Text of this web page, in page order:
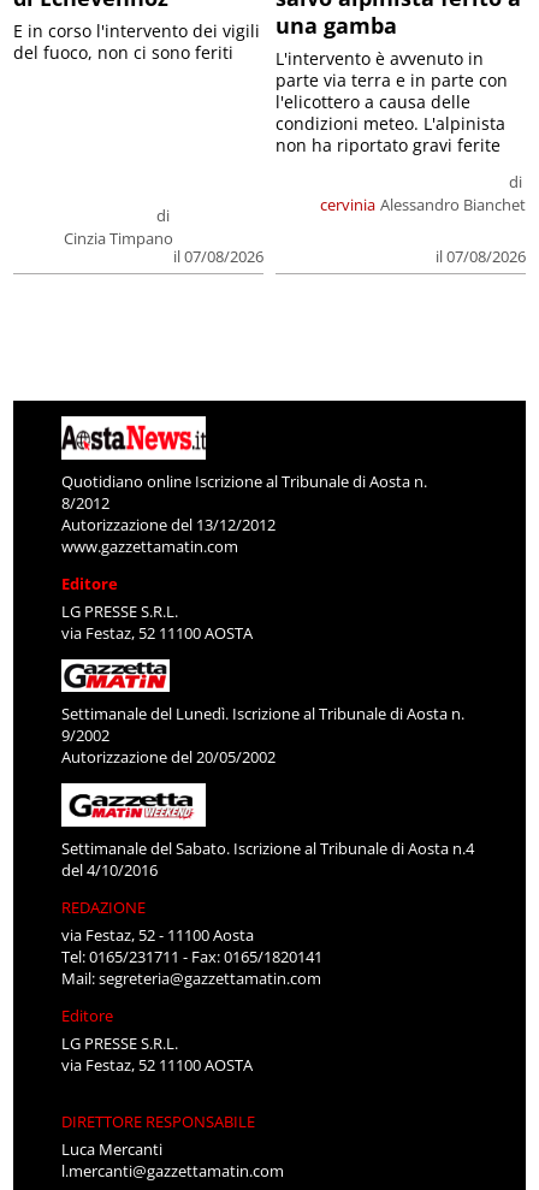
di
Cinzia Timpano
il 07/08/2026
E in corso l'intervento dei vigili
del fuoco, non ci sono feriti
una gamba
cervinia
di
Alessandro Bianchet
il 07/08/2026
L'intervento è avvenuto in
parte via terra e in parte con
l'elicottero a causa delle
condizioni meteo. L'alpinista
non ha riportato gravi ferite
Quotidiano online Iscrizione al Tribunale di Aosta n.
8/2012
Autorizzazione del 13/12/2012
www.gazzettamatin.com
Editore
LG PRESSE S.R.L.
via Festaz, 52 11100 AOSTA
Settimanale del Lunedì. Iscrizione al Tribunale di Aosta n.
9/2002
Autorizzazione del 20/05/2002
Settimanale del Sabato. Iscrizione al Tribunale di Aosta n.4
del 4/10/2016
REDAZIONE
via Festaz, 52 - 11100 Aosta
Tel: 0165/231711 - Fax: 0165/1820141
Mail:segreteria@gazzettamatin.com
Editore
LG PRESSE S.R.L.
via Festaz, 52 11100 AOSTA
DIRETTORE RESPONSABILE
Luca Mercanti
l.mercanti@gazzettamatin.com